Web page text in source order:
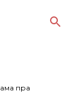
пра